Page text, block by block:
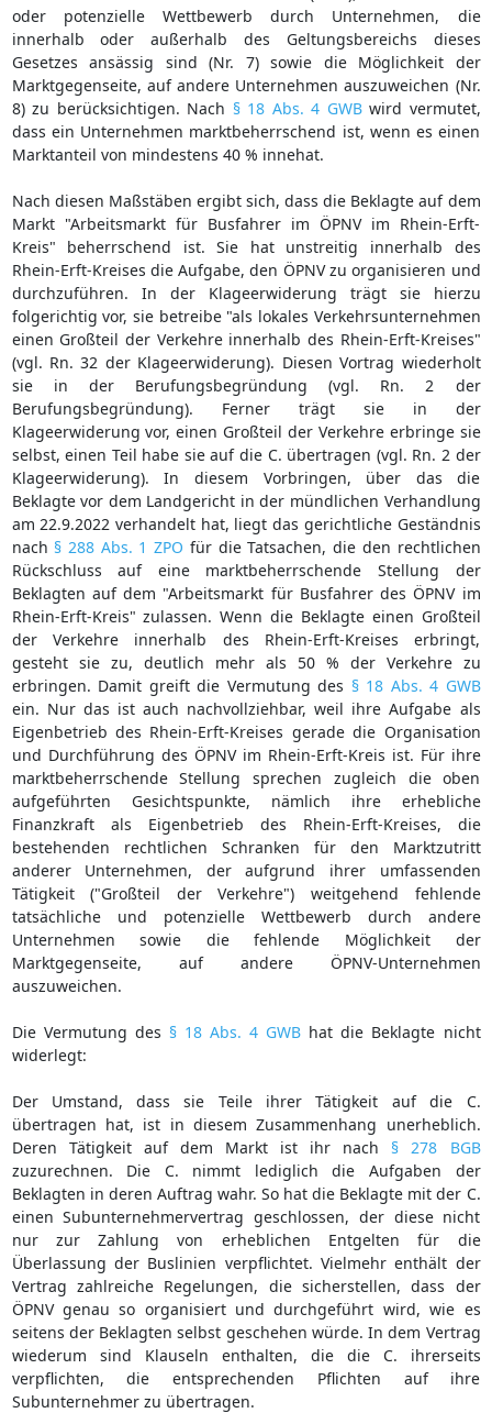
oder potenzielle Wettbewerb durch Unternehmen, die
innerhalb oder außerhalb des Geltungsbereichs dieses
Gesetzes ansässig sind (Nr. 7) sowie die Möglichkeit der
Marktgegenseite, auf andere Unternehmen auszuweichen (Nr.
8) zu berücksichtigen. Nach § 18 Abs. 4 GWBwird vermutet,
dass ein Unternehmen marktbeherrschend ist, wenn es einen
Marktanteil von mindestens 40 % innehat.
Nach diesen Maßstäben ergibt sich, dass die Beklagte auf dem
Markt "Arbeitsmarkt für Busfahrer im ÖPNV im Rhein-Erft-
Kreis" beherrschend ist. Sie hat unstreitig innerhalb des
Rhein-Erft-Kreises die Aufgabe, den ÖPNV zu organisieren und
durchzuführen. In der Klageerwiderung trägt sie hierzu
folgerichtig vor, sie betreibe "als lokales Verkehrsunternehmen
einen Großteil der Verkehre innerhalb des Rhein-Erft-Kreises"
(vgl. Rn. 32 der Klageerwiderung). Diesen Vortrag wiederholt
sie in der Berufungsbegründung (vgl. Rn. 2 der
Berufungsbegründung). Ferner trägt sie in der
Klageerwiderung vor, einen Großteil der Verkehre erbringe sie
selbst, einen Teil habe sie auf die C. übertragen (vgl. Rn. 2 der
Klageerwiderung). In diesem Vorbringen, über das die
Beklagte vor dem Landgericht in der mündlichen Verhandlung
am 22.9.2022 verhandelt hat, liegt das gerichtliche Geständnis
nach § 288 Abs. 1 ZPO für die Tatsachen, die den rechtlichen
Rückschluss auf eine marktbeherrschende Stellung der
Beklagten auf dem "Arbeitsmarkt für Busfahrer des ÖPNV im
Rhein-Erft-Kreis" zulassen. Wenn die Beklagte einen Großteil
der Verkehre innerhalb des Rhein-Erft-Kreises erbringt,
gesteht sie zu, deutlich mehr als 50 % der Verkehre zu
erbringen. Damit greift die Vermutung des § 18 Abs. 4 GWB
ein. Nur das ist auch nachvollziehbar, weil ihre Aufgabe als
Eigenbetrieb des Rhein-Erft-Kreises gerade die Organisation
und Durchführung des ÖPNV im Rhein-Erft-Kreis ist. Für ihre
marktbeherrschende Stellung sprechen zugleich die oben
aufgeführten Gesichtspunkte, nämlich ihre erhebliche
Finanzkraft als Eigenbetrieb des Rhein-Erft-Kreises, die
bestehenden rechtlichen Schranken für den Marktzutritt
anderer Unternehmen, der aufgrund ihrer umfassenden
Tätigkeit ("Großteil der Verkehre") weitgehend fehlende
tatsächliche und potenzielle Wettbewerb durch andere
Unternehmen sowie die fehlende Möglichkeit der
Marktgegenseite, auf andere ÖPNV-Unternehmen
auszuweichen.
Die Vermutung des § 18 Abs. 4 GWB hat die Beklagte nicht
widerlegt:
Der Umstand, dass sie Teile ihrer Tätigkeit auf die C.
übertragen hat, ist in diesem Zusammenhang unerheblich.
Deren Tätigkeit auf dem Markt ist ihr nach § 278 BGB
zuzurechnen. Die C. nimmt lediglich die Aufgaben der
Beklagten in deren Auftrag wahr. So hat die Beklagte mit der C.
einen Subunternehmervertrag geschlossen, der diese nicht
nur zur Zahlung von erheblichen Entgelten für die
Überlassung der Buslinien verpflichtet. Vielmehr enthält der
Vertrag zahlreiche Regelungen, die sicherstellen, dass der
ÖPNV genau so organisiert und durchgeführt wird, wie es
seitens der Beklagten selbst geschehen würde. In dem Vertrag
wiederum sind Klauseln enthalten, die die C. ihrerseits
verpflichten, die entsprechenden Pflichten auf ihre
Subunternehmer zu übertragen.